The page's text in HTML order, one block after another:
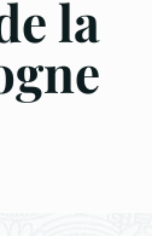
la